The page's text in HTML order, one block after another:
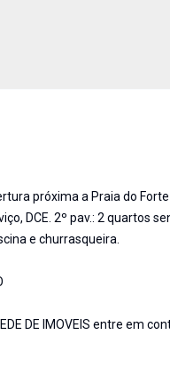
próxima a Praia do
DCE. 2º pav.: 2 quartos
e churrasqueira.
DE IMOVEIS entre em